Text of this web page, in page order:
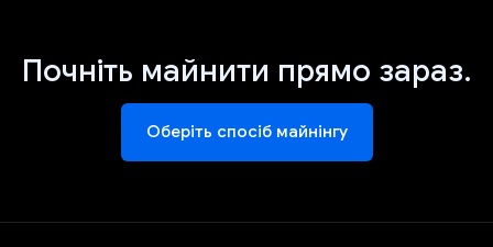
Почніть майнити прямо зараз.
Оберіть спосіб майнінгу